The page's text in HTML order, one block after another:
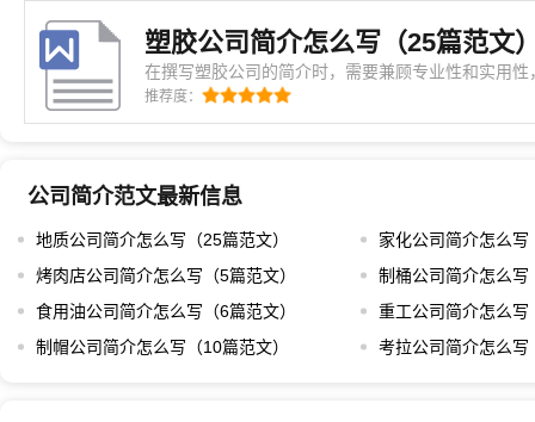
塑胶公司简介怎么写（25篇范文
在撰写塑胶公司的简介时，需要兼顾专业性和实用
心价值和服务能力。从实际操作的角度来看，一个
外界展示企业的发展历程、技术实力以及市场定位
推荐度：
公司简介范文最新信息
地质公司简介怎么写（25篇范文）
家化公司简介怎么写
烤肉店公司简介怎么写（5篇范文）
制桶公司简介怎么写
食用油公司简介怎么写（6篇范文）
重工公司简介怎么写
制帽公司简介怎么写（10篇范文）
考拉公司简介怎么写